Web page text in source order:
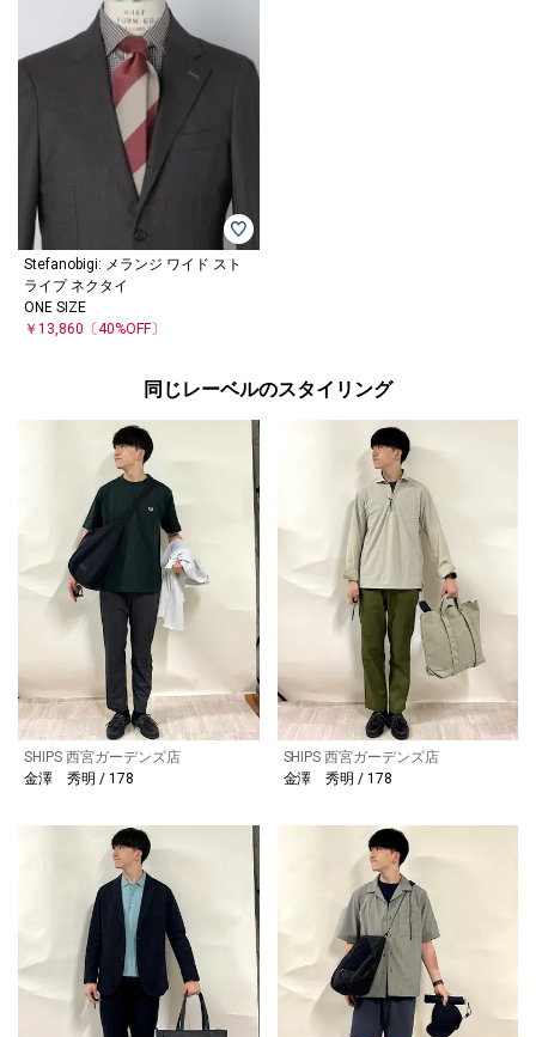
Stefanobigi: メランジ ワイド スト
ライプ ネクタイ
ONE SIZE
￥13,860 〔40%OFF〕
同じレーベルのスタイリング
SHIPS 西宮ガーデンズ店
金澤 秀明 / 178
SHIPS 西宮ガーデンズ店
金澤 秀明 / 178